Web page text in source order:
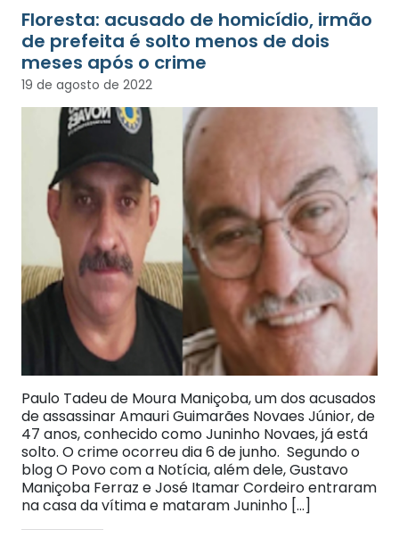
Floresta: acusado de homicídio, irmão
de prefeita é solto menos de dois
meses após o crime
19 de agosto de 2022
Paulo Tadeu de Moura Maniçoba, um dos acusados
de assassinar Amauri Guimarães Novaes Júnior, de
47 anos, conhecido como Juninho Novaes, já está
solto. O crime ocorreu dia 6 de junho. Segundo o
blog O Povo com a Notícia, além dele, Gustavo
Maniçoba Ferraz e José Itamar Cordeiro entraram
na casa da vítima e mataram Juninho […]